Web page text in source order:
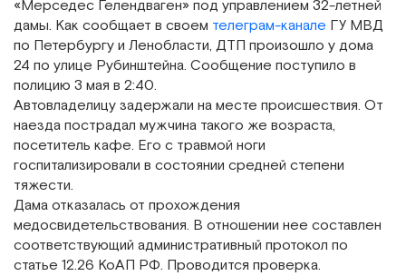
«Мерседес Гелендваген» под управлением 32-летней
дамы. Как сообщает в своем телеграм-канале ГУ МВД
по Петербургу и Ленобласти, ДТП произошло у дома
24 по улице Рубинштейна. Сообщение поступило в
полицию 3 мая в 2:40.
Автовладелицу задержали на месте происшествия. От
наезда пострадал мужчина такого же возраста,
посетитель кафе. Его с травмой ноги
госпитализировали в состоянии средней степени
тяжести.
Дама отказалась от прохождения
медосвидетельствования. В отношении нее составлен
соответствующий административный протокол по
статье 12.26 КоАП РФ. Проводится проверка.